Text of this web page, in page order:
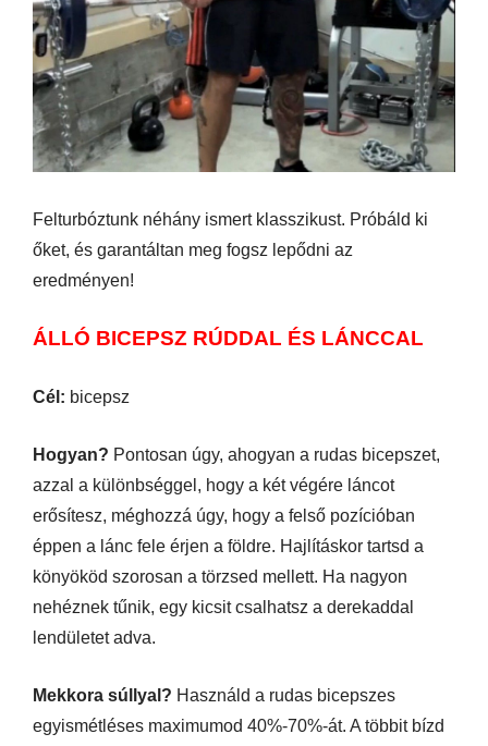
Felturbóztunk néhány ismert klasszikust. Próbáld ki
őket, és garantáltan meg fogsz lepődni az
eredményen!
ÁLLÓ BICEPSZ RÚDDAL ÉS LÁNCCAL
Cél: bicepsz
Hogyan? Pontosan úgy, ahogyan a rudas bicepszet,
azzal a különbséggel, hogy a két végére láncot
erősítesz, méghozzá úgy, hogy a felső pozícióban
éppen a lánc fele érjen a földre. Hajlításkor tartsd a
könyököd szorosan a törzsed mellett. Ha nagyon
nehéznek tűnik, egy kicsit csalhatsz a derekaddal
lendületet adva.
Mekkora súllyal? Használd a rudas bicepszes
egyismétléses maximumod 40%-70%-át. A többit bízd